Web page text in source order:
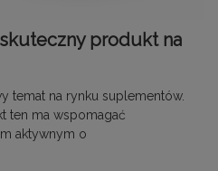
produkt na
temat na rynku suplementów.
ten ma wspomagać
aktywnym o